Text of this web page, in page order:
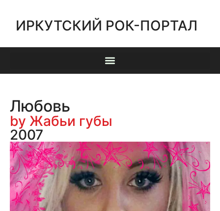
ИРКУТСКИЙ РОК-ПОРТАЛ
Любовь
by Жабьи губы
2007